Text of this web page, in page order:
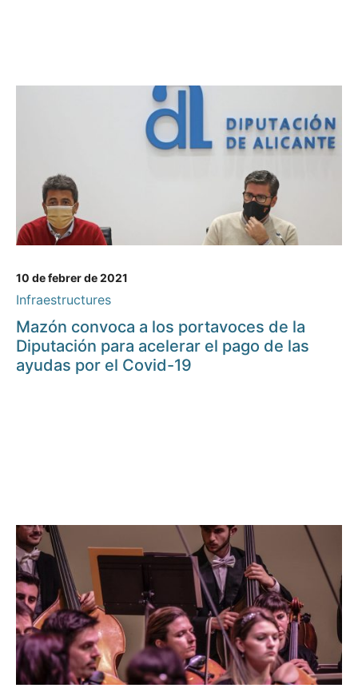
10 de febrer de 2021
Infraestructures
Mazón convoca a los portavoces de la
Diputación para acelerar el pago de las
ayudas por el Covid-19